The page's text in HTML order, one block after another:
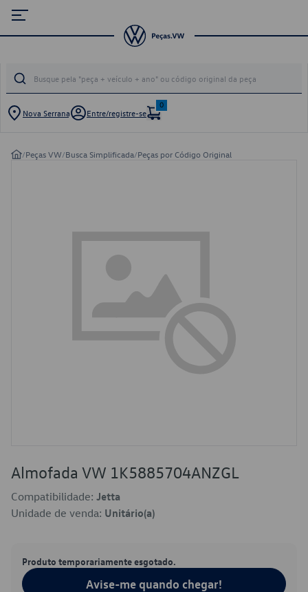
Nova Serrana Entre/registre-se
0
/Peças VW/Busca Simplificada/Peças por Código Original
Almofada VW 1K5885704ANZGL
Compatibilidade: Jetta
Unidade de venda: Unitário(a)
Produto temporariamente esgotado.
Avise-me quando chegar!